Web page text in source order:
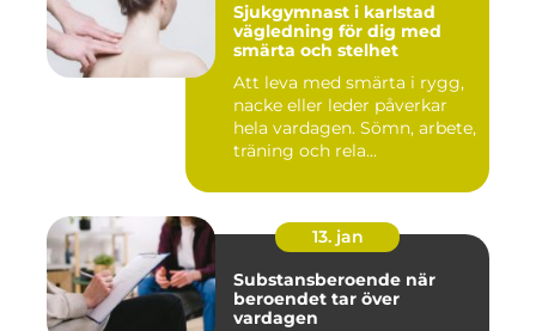
Sjukgymnast i karlstad
vägledning för dig med
smärta och stelhet
Att leva med smärta i rygg,
nacke eller leder påverkar
hela vardagen. Sömn, arbete,
träning och rela...
13. jan
Substansberoende när
beroendet tar över
vardagen